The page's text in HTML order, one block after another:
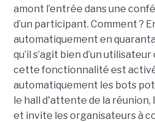
amont l’entrée dans une
d’un participant. Comment ?
automatiquement en
qu’il s’agit bien d’un
cette fonctionnalité est
automatiquement les bots
le hall d'attente de la
et invite les organisateurs à